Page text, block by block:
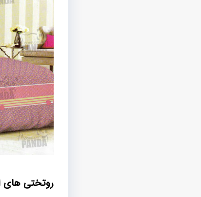
روتختی های